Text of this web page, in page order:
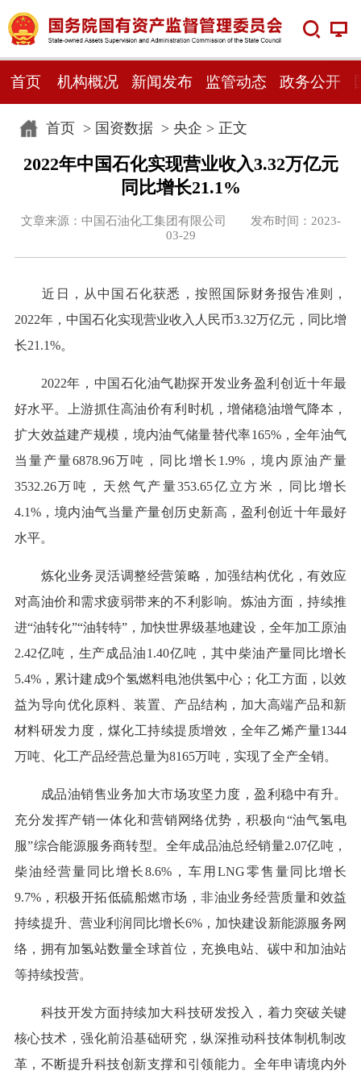
首页 机构概况 新闻发布 监管动态 政务公开
首页> 国资数据> 央企 > 正文
2022年中国石化实现营业收入3.32万亿元
同比增长21.1%
文章来源：中国石油化工集团有限公司 发布时间：2023-
03-29
近日，从中国石化获悉，按照国际财务报告准则，
2022年，中国石化实现营业收入人民币3.32万亿元，同比增
长21.1%。
2022年，中国石化油气勘探开发业务盈利创近十年最
好水平。上游抓住高油价有利时机，增储稳油增气降本，
扩大效益建产规模，境内油气储量替代率165%，全年油气
当量产量6878.96万吨，同比增长1.9%，境内原油产量
3532.26万吨，天然气产量353.65亿立方米，同比增长
4.1%，境内油气当量产量创历史新高，盈利创近十年最好
水平。
炼化业务灵活调整经营策略，加强结构优化，有效应
对高油价和需求疲弱带来的不利影响。炼油方面，持续推
进“油转化”“油转特”，加快世界级基地建设，全年加工原油
2.42亿吨，生产成品油1.40亿吨，其中柴油产量同比增长
5.4%，累计建成9个氢燃料电池供氢中心；化工方面，以效
益为导向优化原料、装置、产品结构，加大高端产品和新
材料研发力度，煤化工持续提质增效，全年乙烯产量1344
万吨、化工产品经营总量为8165万吨，实现了全产全销。
成品油销售业务加大市场攻坚力度，盈利稳中有升。
充分发挥产销一体化和营销网络优势，积极向“油气氢电
服”综合能源服务商转型。全年成品油总经销量2.07亿吨，
柴油经营量同比增长8.6%，车用LNG零售量同比增长
9.7%，积极开拓低硫船燃市场，非油业务经营质量和效益
持续提升、营业利润同比增长6%，加快建设新能源服务网
络，拥有加氢站数量全球首位，充换电站、碳中和加油站
等持续投营。
科技开发方面持续加大科技研发投入，着力突破关键
核心技术，强化前沿基础研究，纵深推动科技体制机制改
革，不断提升科技创新支撑和引领能力。全年申请境内外